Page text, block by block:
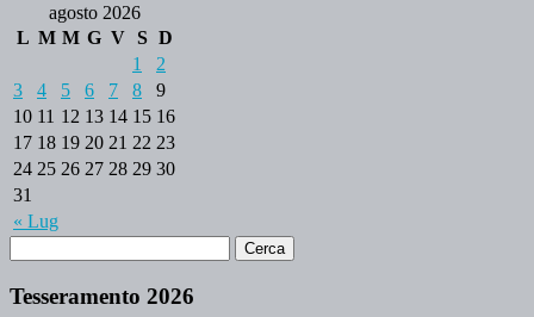
agosto 2026
L M M G V S D
« Lug
1
2
3
4 5 6 7 8
9
10 11 12 13 14 15 16
17 18 19 20 21 22 23
24 25 26 27 28 29 30
31
Tesseramento 2026